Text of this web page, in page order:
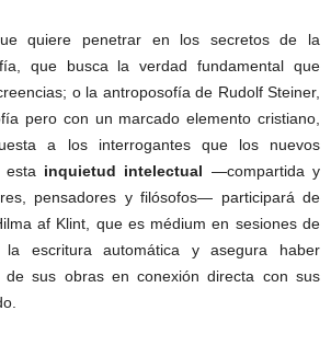
quiere penetrar en los secretos de la
que busca la verdad fundamental que
o la antroposofía de Rudolf Steiner,
pero con un marcado elemento cristiano,
a los interrogantes que los nuevos
inquietud intelectual —compartida y
pensadores y filósofos— participará de
af Klint, que es médium en sesiones de
la escritura automática y asegura haber
de sus obras en conexión directa con sus